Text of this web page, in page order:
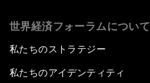
世界経済フォーラムについて
私たちのストラテジー
私たちのアイデンティティ